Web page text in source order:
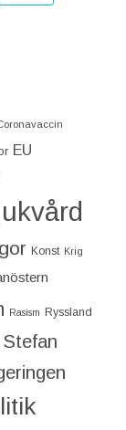
EU
Konst Krig
Rasism Ryssland
Stefan